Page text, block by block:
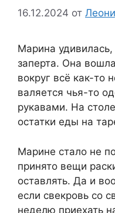
16.12.2024 от
Марина
заперта. Она
вокруг всё как-то
валяется чья-то
рукавами. На
остатки еды на
Марине стало не
принято вещи
оставлять. Да и
если свекровь со
неделю приехать